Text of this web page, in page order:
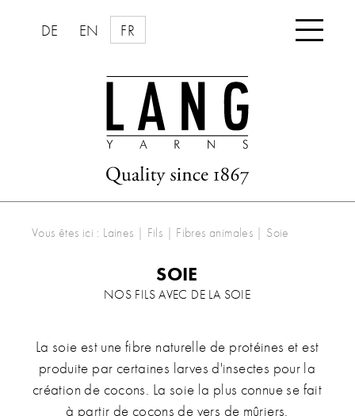
DE EN FR 
Vous êtes ici : Laines | Fils | Fibres animales | Soie
SOIE
NOS FILS AVEC DE LA SOIE
La soie est une fibre naturelle de protéines et est
produite par certaines larves d'insectes pour la
création de cocons. La soie la plus connue se fait
à partir de cocons de vers de mûriers.